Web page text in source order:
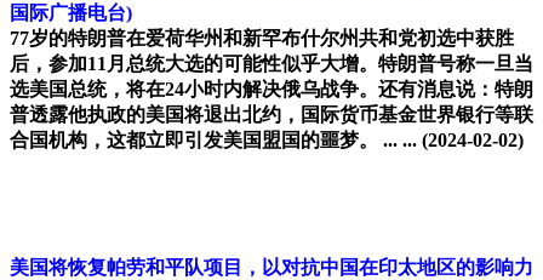
国际广播电台)
77岁的特朗普在爱荷华州和新罕布什尔州共和党初选中获胜
后，参加11月总统大选的可能性似乎大增。特朗普号称一旦当
选美国总统，将在24小时内解决俄乌战争。还有消息说：特朗
普透露他执政的美国将退出北约，国际货币基金世界银行等联
合国机构，这都立即引发美国盟国的噩梦。 ... ... (2024-02-02)
美国将恢复帕劳和平队项目，以对抗中国在印太地区的影响力